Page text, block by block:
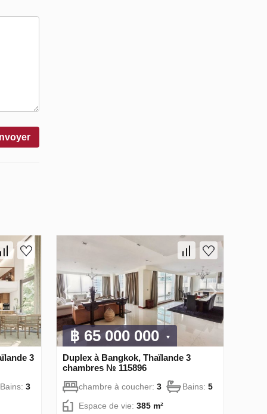
3
Bains: 3
฿ 65 000 000
Duplex à Bangkok, Thaïlande 3
chambres № 115896
chambre à coucher: 3 Bains: 5
Espace de vie: 385 m²